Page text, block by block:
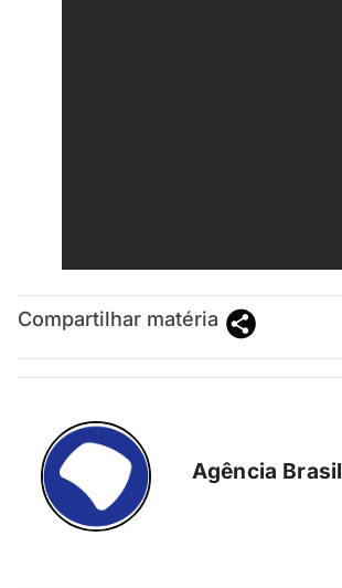
Compartilhar matéria
Agência Brasil